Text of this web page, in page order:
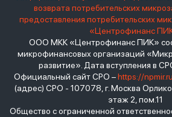
возврата потребительских
предоставления потребительских
«Центрофинанс
ООО МКК «Центрофинанс ПИК»
микрофинансовых организаций
развитие». Дата вступления в
Официальный сайт СРО –https://
(адрес) СРО - 107078, г. Москва
этаж 2, пом.11
Общество с ограниченной